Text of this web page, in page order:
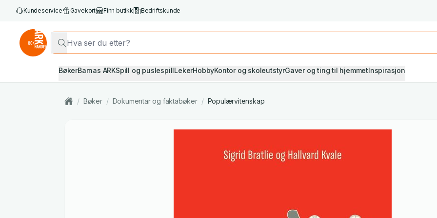
Kundeservice Gavekort Finn butikk Bedriftskunde
BøkerBarnas ARKSpill og puslespillLekerHobbyKontor og skoleutstyrGaver og ting til hjemmetInspirasjon
/ Bøker / Dokumentar og faktabøker / Populærvitenskap